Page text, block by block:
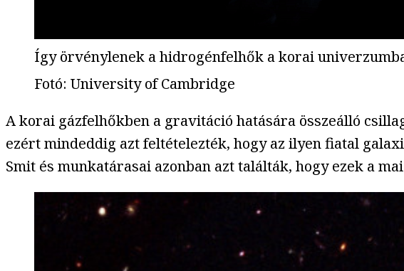
Így örvénylenek a hidrogénfelhők a korai
Fotó: University of Cambridge
A korai gázfelhőkben a gravitáció hatására összeálló
ezért mindeddig azt feltételezték, hogy az ilyen fiatal
Smit és munkatárasai azonban azt találták, hogy ezek a